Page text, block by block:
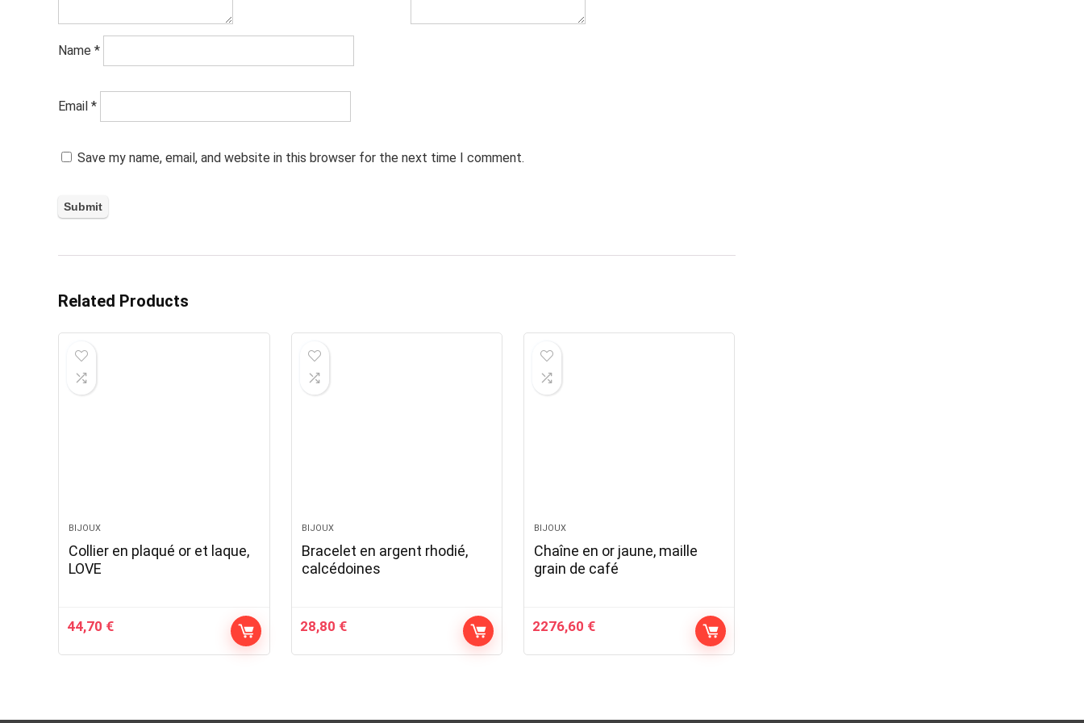
Name *
Email *
Save my name, email, and website in this browser for the next time I comment.
Related Products
BIJOUX
Collier en plaqué or et laque,
LOVE
44,70 €
BIJOUX
Bracelet en argent rhodié,
calcédoines
28,80 €
BIJOUX
Chaîne en or jaune, maille
grain de café
2276,60 €